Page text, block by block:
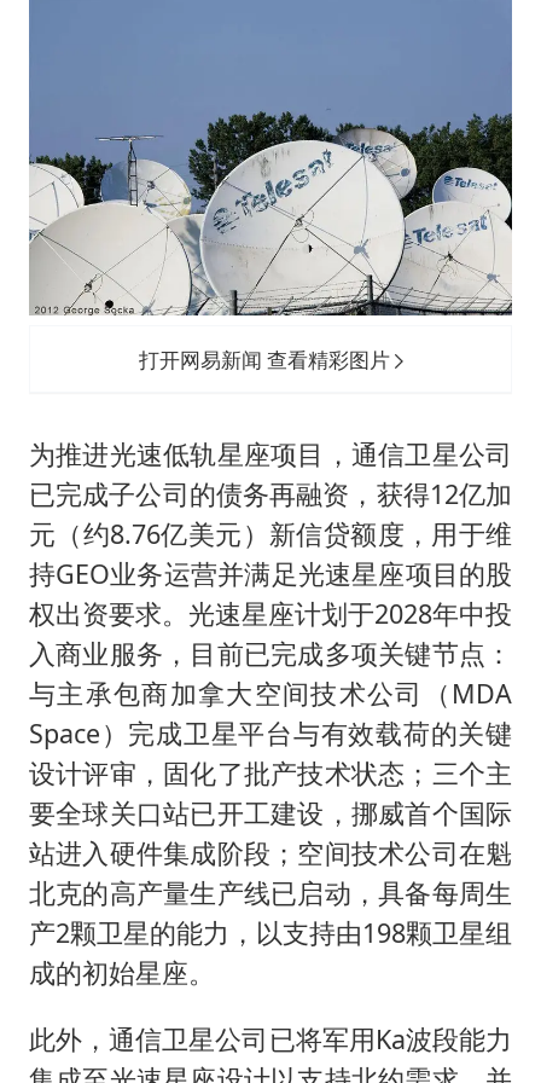
打开网易新闻 查看精彩图片
为推进光速低轨星座项目，通信卫星公司
已完成子公司的债务再融资，获得12亿加
元（约8.76亿美元）新信贷额度，用于维
持GEO业务运营并满足光速星座项目的股
权出资要求。光速星座计划于2028年中投
入商业服务，目前已完成多项关键节点：
与主承包商加拿大空间技术公司（MDA
Space）完成卫星平台与有效载荷的关键
设计评审，固化了批产技术状态；三个主
要全球关口站已开工建设，挪威首个国际
站进入硬件集成阶段；空间技术公司在魁
北克的高产量生产线已启动，具备每周生
产2颗卫星的能力，以支持由198颗卫星组
成的初始星座。
此外，通信卫星公司已将军用Ka波段能力